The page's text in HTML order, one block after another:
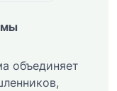
объединяет